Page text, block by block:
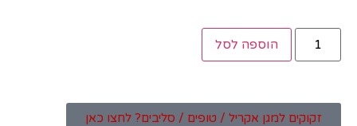
הוספה לסל
זקוקים למגן אקריל / טופים / סליבים? לחצו כאן